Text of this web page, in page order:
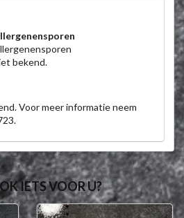
bekend.
Voor meer informatie neem
IETS VOOR U?